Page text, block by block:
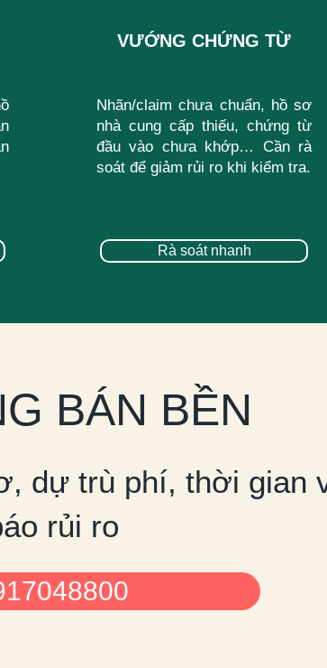
VƯỚNG CHỨNG TỪ
Nhãn/claim chưa chuẩn, hồ sơ
nhà cung cấp thiếu, chứng từ
đầu vào chưa khớp… Cần rà
soát để giảm rủi ro khi kiểm tra.
Rà soát nhanh
BÁN BỀN
dự trù phí, thời gian
rủi ro